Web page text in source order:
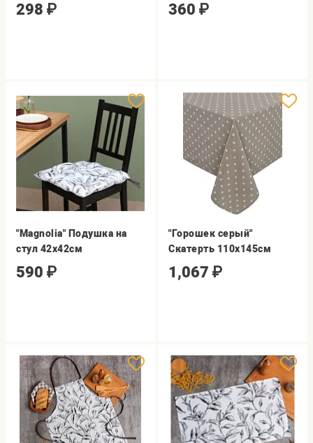
298 ₽ 360 ₽
"Magnolia" Подушка на
стул 42х42см
590 ₽
"Горошек серый"
Скатерть 110х145см
1,067 ₽